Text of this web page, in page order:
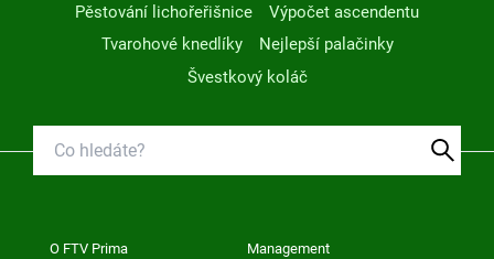
Pěstování lichořeřišnice
Výpočet ascendentu
Tvarohové knedlíky
Nejlepší palačinky
Švestkový koláč
O FTV Prima Management